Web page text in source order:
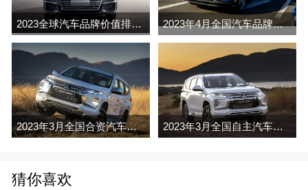
2023全球汽车品牌价值排行榜（Brand Finance 2023年4月全国汽车品牌销量排行榜完整版
2023年3月全国合资汽车品牌销量排行榜完整版 2023年3月全国自主汽车品牌销量排行榜完整版
猜你喜欢